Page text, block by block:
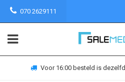
070 2629111
Voor 16:00 besteld is